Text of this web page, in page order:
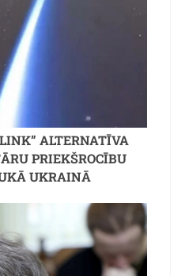
ALTERNATĪVA
PRIEKŠROCĪBU
UKRAINĀ